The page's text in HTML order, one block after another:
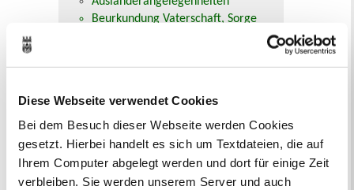
Diese Webseite verwendet Cookies
Bei dem Besuch dieser Webseite werden Cookies
gesetzt. Hierbei handelt es sich um Textdateien, die auf
Ihrem Computer abgelegt werden und dort für einige Zeit
verbleiben. Sie werden unserem Server und auch
Beurkundung Vaterschaft, Sorge
Urkundenservice
Kontaktformular
Öffnungszeiten
E-Rechnung FAQ
Bürgerservice von A-Z
Ausweisstatus